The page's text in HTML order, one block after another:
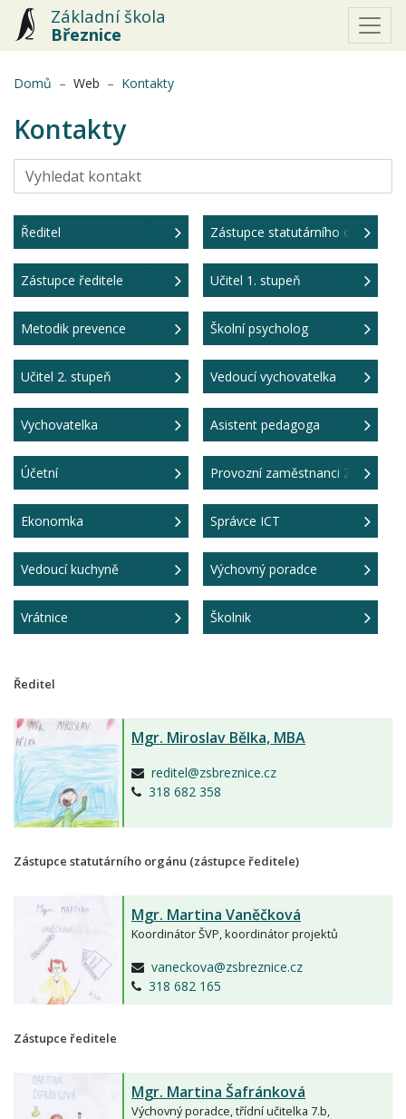
Základní škola
Březnice
Domů Web Kontakty(aktuální)
Kontakty
Ředitel Zástupce statutárního orgánu
Zástupce ředitele Učitel 1. stupeň
Metodik prevence Školní psycholog
Učitel 2. stupeň Vedoucí vychovatelka
Vychovatelka Asistent pedagoga
Účetní Provozní zaměstnanci ZŠ
Ekonomka Správce ICT
Vedoucí kuchyně Výchovný poradce
Vrátnice Školnik
Ředitel
Mgr. Miroslav Bělka, MBA
reditel@zsbreznice.cz
318 682 358
Zástupce statutárního orgánu (zástupce ředitele)
Mgr. Martina Vaněčková
Koordinátor ŠVP, koordinátor projektů
vaneckova@zsbreznice.cz
318 682 165
Zástupce ředitele
Mgr. Martina Šafránková
Výchovný poradce, třídní učitelka 7.b,